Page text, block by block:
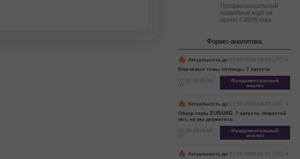
Профессиональный
хоккейный клуб на
арене с 2005 года
Форекс-аналитика
Актуальность до 01:00 2026-08-08 UTC--4
Ключевые темы пятницы, 7 августа
07:21 2026-08-
07
Фундаментальный
анализ
Актуальность до 21:00 2026-08-07 UTC--4
Обзор пары EUR/USD. 7 августа. Новостей
нет, но вы держитесь
03:29 2026-08-
07
Фундаментальный
анализ
Актуальность до 21:00 2026-08-07 UTC--4